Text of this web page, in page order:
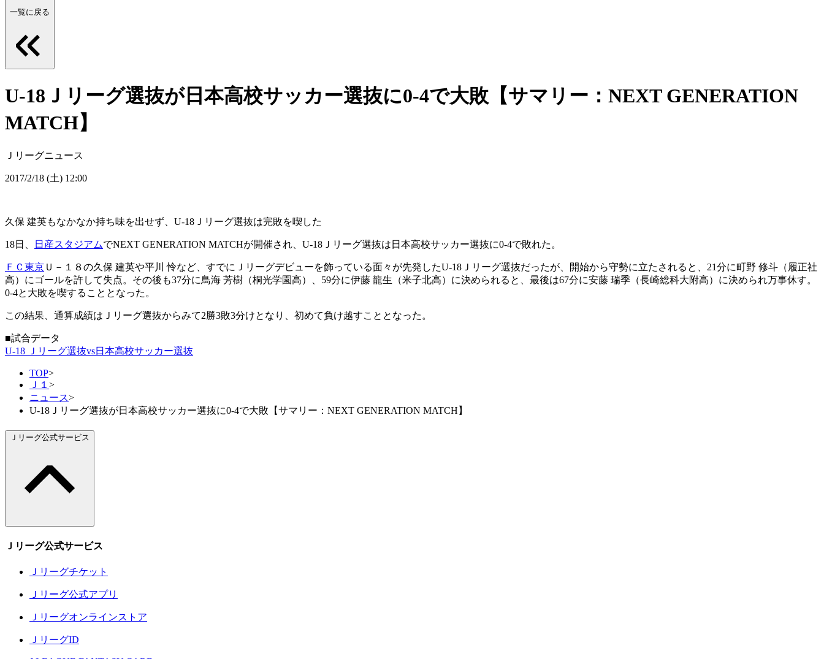
一覧に戻る
U-18Ｊリーグ選抜が日本高校サッカー選抜に0-4で大敗【サマリー：NEXT GENERATION
MATCH】
Ｊリーグニュース
2017/2/18 (土) 12:00
久保 建英もなかなか持ち味を出せず、U-18Ｊリーグ選抜は完敗を喫した
18日、 日産スタジアムでNEXT GENERATION MATCHが開催され、U-18Ｊリーグ選抜は日本高校サッカー選抜に0-4で敗れた。
ＦＣ東京 Ｕ－１８の久保 建英や平川 怜など、すでにＪリーグデビューを飾っている面々が先発したU-18Ｊリーグ選抜だったが、開始から守勢に立たされると、21分に町野 修斗（履正社
高）にゴールを許して失点。その後も37分に鳥海 芳樹（桐光学園高）、59分に伊藤 龍生（米子北高）に決められると、最後は67分に安藤 瑞季（長崎総科大附高）に決められ万事休す。
0-4と大敗を喫することとなった。
この結果、通算成績はＪリーグ選抜からみて2勝3敗3分けとなり、初めて負け越すこととなった。
■試合データ
U-18 Ｊリーグ選抜vs日本高校サッカー選抜
TOP>
Ｊ１ >
ニュース>
U-18Ｊリーグ選抜が日本高校サッカー選抜に0-4で大敗【サマリー：NEXT GENERATION MATCH】
Ｊリーグ公式サービス
Ｊリーグ公式サービス
Ｊリーグチケット
Ｊリーグ公式アプリ
Ｊリーグオンラインストア
ＪリーグID